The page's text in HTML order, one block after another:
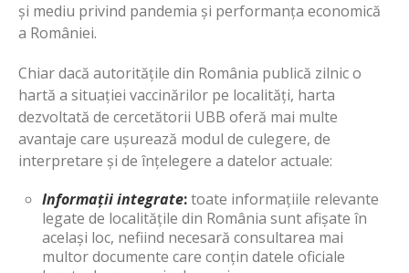
și mediu privind pandemia și performanța economică
a României.
Chiar dacă autoritățile din România publică zilnic o
hartă a situației vaccinărilor pe localități, harta
dezvoltată de cercetătorii UBB oferă mai multe
avantaje care ușurează modul de culegere, de
interpretare și de înțelegere a datelor actuale:
Informații integrate:toate informațiile relevante
legate de localitățile din România sunt afișate în
același loc, nefiind necesară consultarea mai
multor documente care conțin datele oficiale